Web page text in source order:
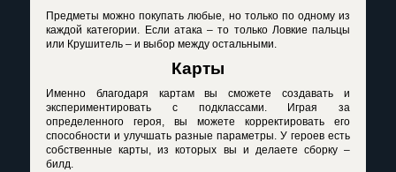
Предметы можно покупать любые, но только по одному из
каждой категории. Если атака – то только Ловкие пальцы
или Крушитель – и выбор между остальными.
Карты
Именно благодаря картам вы сможете создавать и
экспериментировать с подклассами. Играя за
определенного героя, вы можете корректировать его
способности и улучшать разные параметры. У героев есть
собственные карты, из которых вы и делаете сборку –
билд.